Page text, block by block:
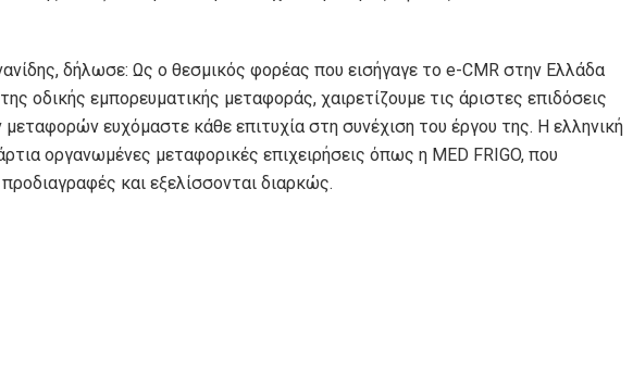
δήλωσε: Ως ο θεσμικός φορέας που εισήγαγε το e-CMR στην Ελλάδα
οδικής εμπορευματικής μεταφοράς, χαιρετίζουμε τις άριστες επιδόσεις
ευχόμαστε κάθε επιτυχία στη συνέχιση του έργου της. Η ελληνική
οργανωμένες μεταφορικές επιχειρήσεις όπως η MED FRIGO, που
και εξελίσσονται διαρκώς.